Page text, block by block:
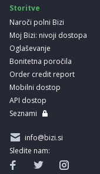
Storitve
Naroči polni Bizi
Moj Bizi: nivoji dostopa
Oglaševanje
Bonitetna poročila
Order credit report
Mobilni dostop
API dostop
Seznami
info@bizi.si
Sledite nam: